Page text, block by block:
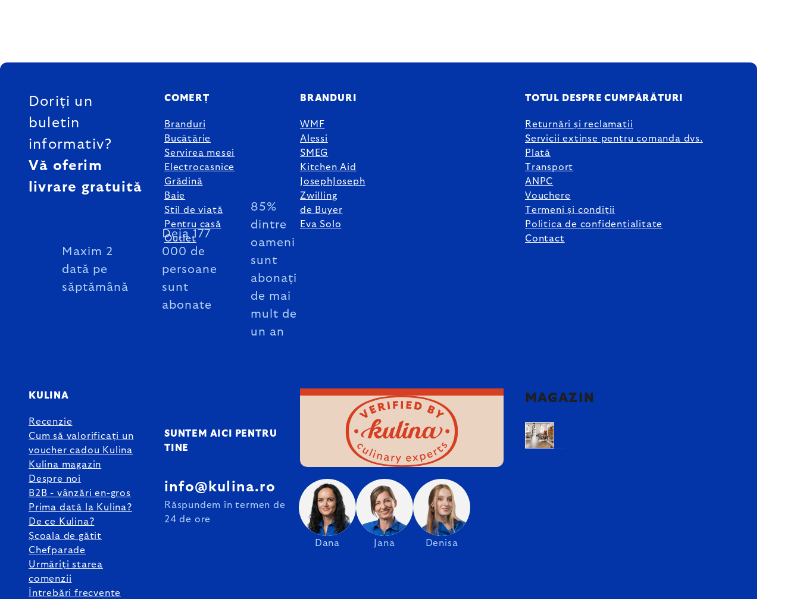
SUBSOL
Doriți un
buletin
informativ?
Vă oferim
livrare gratuită
Maxim 2
dată pe
săptămână
Deja 177
000 de
persoane
sunt
abonate
85%
dintre
oameni
sunt
abonați
de mai
mult de
un an
COMERȚ
Branduri
Bucătărie
Servirea mesei
Electrocasnice
Grădină
Baie
Stil de viață
Pentru casă
Outlet
BRANDURI
WMF
Alessi
SMEG
Kitchen Aid
JosephJoseph
Zwilling
de Buyer
Eva Solo
TOTUL DESPRE CUMPĂRĂTURI
Returnări și reclamații
Servicii extinse pentru comanda dvs.
Plată
Transport
ANPC
Vouchere
Termeni și condiții
Politica de confidențialitate
Contact
KULINA
Recenzie
Cum să valorificați un
voucher cadou Kulina
Kulina magazin
Despre noi
B2B - vânzări en-gros
Prima dată la Kulina?
De ce Kulina?
Școala de gătit
Chefparade
Urmăriți starea
comenzii
Întrebări frecvente
SUNTEM AICI PENTRU
TINE
Dana Jana Denisa
info@kulina.ro
Răspundem în termen de
24 de ore
MAGAZIN